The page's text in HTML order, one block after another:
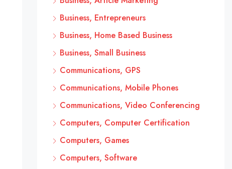
Business, Entrepreneurs
Business, Home Based Business
Business, Small Business
Communications, GPS
Communications, Mobile Phones
Communications, Video Conferencing
Computers, Computer Certification
Computers, Games
Computers, Software